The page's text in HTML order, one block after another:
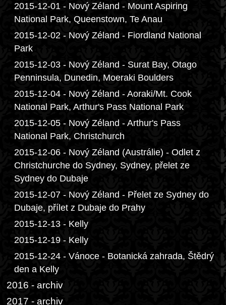
2015-12-01 - Nový Zéland - Mount Aspiring
National Park, Queenstown, Te Anau
2015-12-02 - Nový Zéland - Fiordland National
Park
2015-12-03 - Nový Zéland - Surat Bay, Otago
Penninsula, Dunedin, Moeraki Boulders
2015-12-04 - Nový Zéland - Aoraki/Mt. Cook
National Park, Arthur's Pass National Park
2015-12-05 - Nový Zéland - Arthur's Pass
National Park, Christchurch
2015-12-06 - Nový Zéland (Austrálie) - Odlet z
Christchurche do Sydney, Sydney, přelet ze
Sydney do Dubaje
2015-12-07 - Nový Zéland - Přelet ze Sydney do
Dubaje, přílet z Dubaje do Prahy
2015-12-13 - Kelly
2015-12-19 - Kelly
2015-12-24 - Vánoce - Botanická zahrada, Štědrý
den a Kelly
2016 - archiv
2017 - archiv